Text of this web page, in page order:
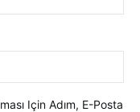
Için Adım, E-Posta